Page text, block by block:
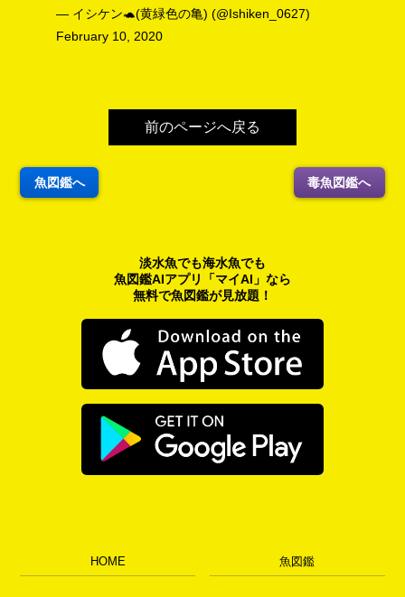
— イシケン🐢(黄緑色の亀) (@Ishiken_0627)
February 10, 2020
前のページへ戻る
魚図鑑へ 毒魚図鑑へ
淡水魚でも海水魚でも
魚図鑑AIアプリ「マイAI」なら
無料で魚図鑑が見放題！
HOME 魚図鑑